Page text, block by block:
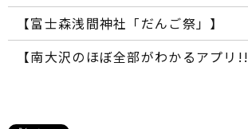
【富士森浅間神社「だんご祭」】
【南大沢のほぼ全部がわかるアプリ!!